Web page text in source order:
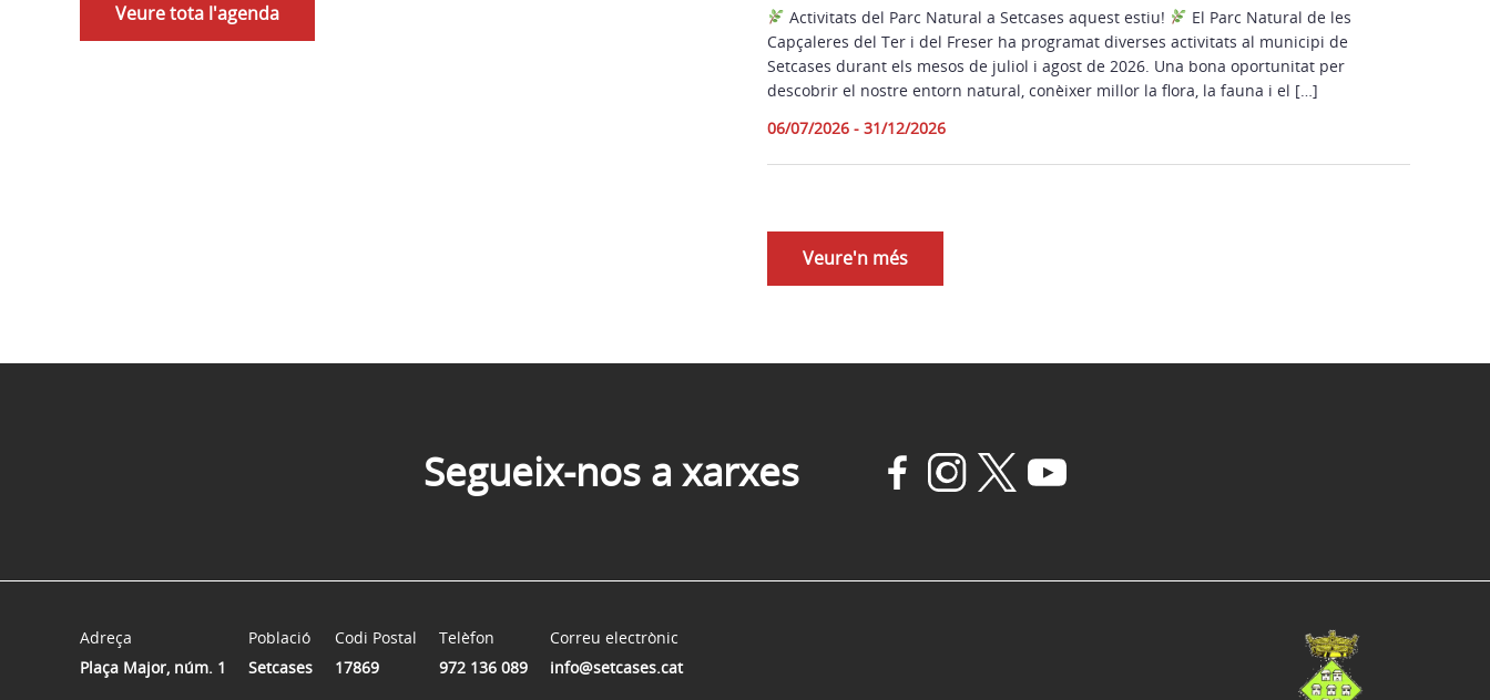
Veure tota l'agenda Activitats del Parc Natural a Setcases aquest estiu!
El Parc Natural de les
Capçaleres del Ter i del Freser ha programat diverses activitats al municipi de
Setcases durant els mesos de juliol i agost de 2026. Una bona oportunitat per
descobrir el nostre entorn natural, conèixer millor la flora, la fauna i el […]
06/07/2026 - 31/12/2026
Veure'n més
Segueix-nos a xarxes
Adreça
Plaça Major, núm. 1
Població
Setcases
Codi Postal
17869
Telèfon
972 136 089
Correu electrònic
info@setcases.cat